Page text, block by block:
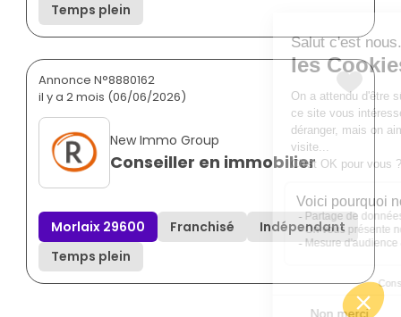
Temps plein
Annonce N°8880162
il y a 2 mois (06/06/2026)
New Immo Group
Conseiller en immobilier
Morlaix 29600 Franchisé
Indépendant
Temps plein